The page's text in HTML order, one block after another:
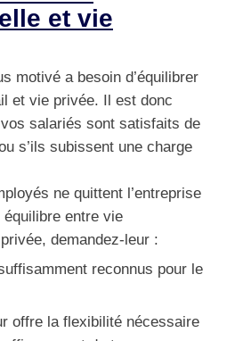
et vie
motivé a besoin d’équilibrer
et vie privée. Il est donc
salariés sont satisfaits de
s’ils subissent une charge
ne quittent l’entreprise
équilibre entre vie
demandez-leur :
reconnus pour le
offre la flexibilité nécessaire